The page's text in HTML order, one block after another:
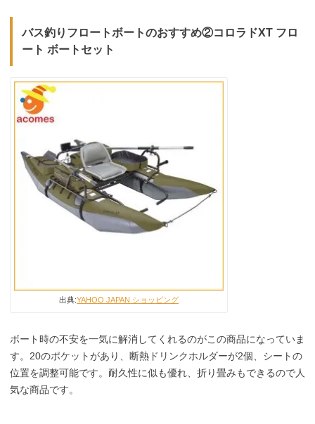
バス釣りフロートボートのおすすめ②コロラドXT フロ
ート ボートセット
出典:YAHOO JAPAN ショッピング
ボート時の不安を一気に解消してくれるのがこの商品になっていま
す。20のポケットがあり、断熱ドリンクホルダーが2個、シートの
位置を調整可能です。耐久性に似も優れ、折り畳みもできるので人
気な商品です。